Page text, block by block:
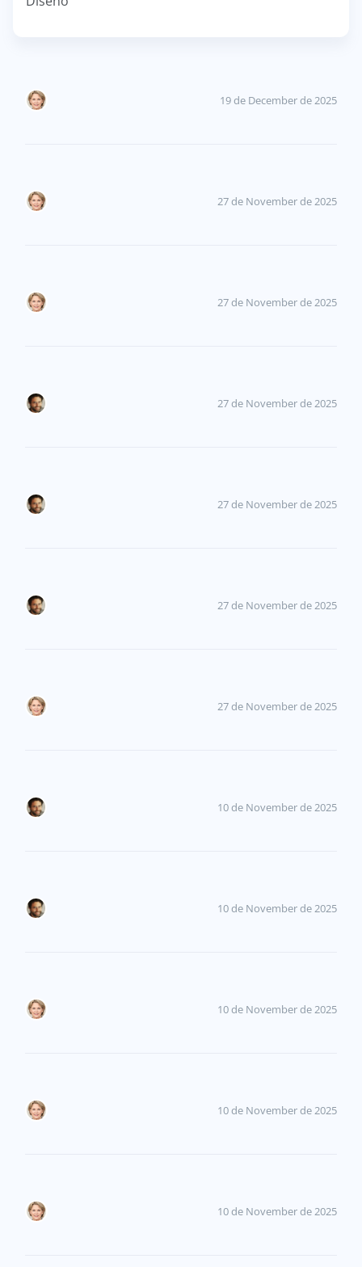
19 de December de 2025
27 de November de 2025
27 de November de 2025
27 de November de 2025
27 de November de 2025
27 de November de 2025
27 de November de 2025
10 de November de 2025
10 de November de 2025
10 de November de 2025
10 de November de 2025
10 de November de 2025